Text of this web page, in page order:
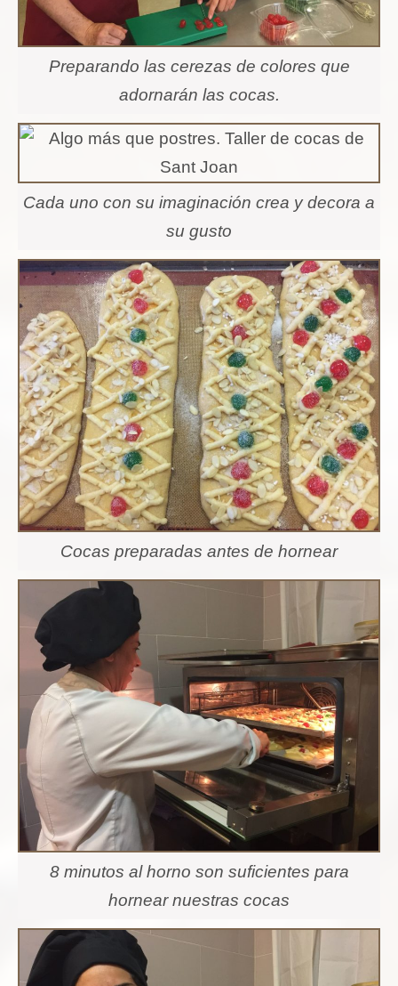
Preparando las cerezas de colores que
adornarán las cocas.
Cada uno con su imaginación crea y decora a
su gusto
Cocas preparadas antes de hornear
8 minutos al horno son suficientes para
hornear nuestras cocas